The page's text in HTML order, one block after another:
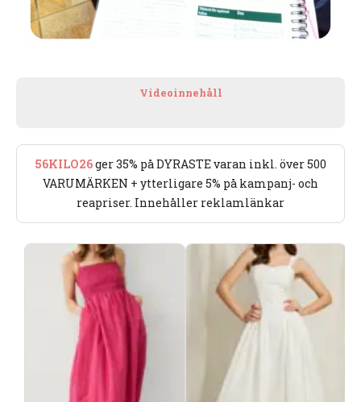
Videoinnehåll
56KILO26ger 35% på DYRASTE varan inkl. över 500
VARUMÄRKEN + ytterligare 5% på kampanj- och
reapriser. Innehåller reklamlänkar